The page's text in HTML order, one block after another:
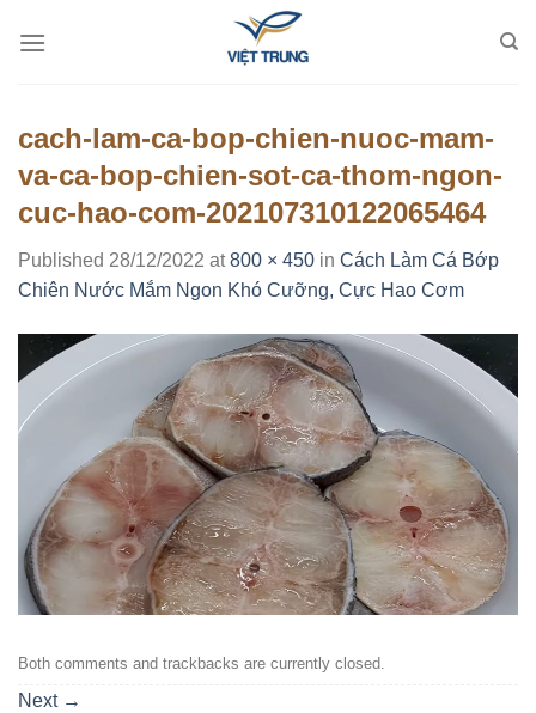
cach-lam-ca-bop-chien-nuoc-mam-
va-ca-bop-chien-sot-ca-thom-ngon-
cuc-hao-com-202107310122065464
Published 28/12/2022 at800 × 450 in Cách Làm Cá Bớp
Chiên Nước Mắm Ngon Khó Cưỡng, Cực Hao Cơm
Both comments and trackbacks are currently closed.
Next →